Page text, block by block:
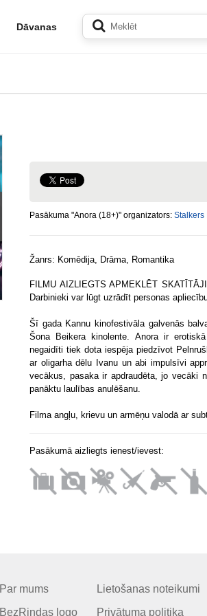
Dāvanas
Pasākuma "Anora (18+)" organizators: Stalkers
Žanrs: Komēdija, Drāma, Romantika
FILMU AIZLIEGTS APMEKLĒT
Darbinieki var lūgt uzrādīt personas
Šī gada Kannu kinofestivāla galvenās
Šona Beikera kinolente. Anora ir
negaidīti tiek dota iespēja piedzīvot
ar oligarha dēlu Ivanu un abi impulsīvi
vecākus, pasaka ir apdraudēta, jo vecāki
panāktu laulības anulēšanu.
Filma angļu, krievu un armēņu valodā ar
Pasākumā aizliegts ienest/ievest:
Par mums
BezRindas logo
Lietošanas noteikumi
Privātuma politika